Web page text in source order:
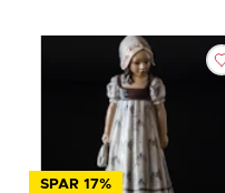
SPAR 17%